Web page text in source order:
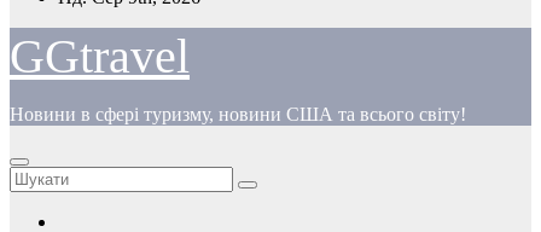
вмісту
GGtravel
Новини в сфері туризму, новини США та всього світу!